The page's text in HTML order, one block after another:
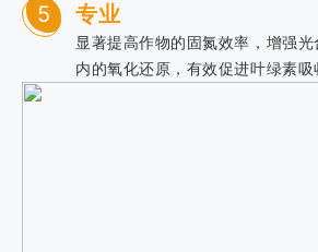
5 专业
显著提高作物的固氮效率，增强
内的氧化还原，有效促进叶绿素吸